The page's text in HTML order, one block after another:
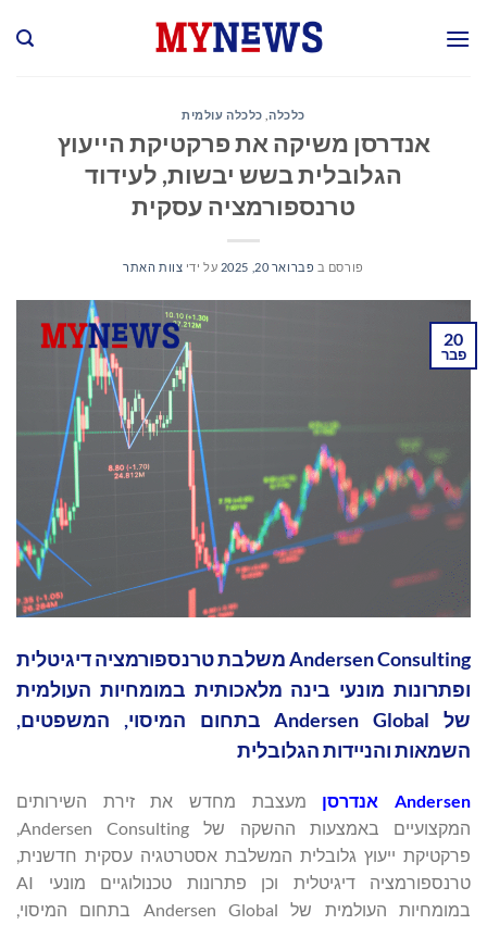
כלכלה, כלכלה עולמית
אנדרסן משיקה את פרקטיקת הייעוץ
הגלובלית בשש יבשות, לעידוד
טרנספורמציה עסקית
פורסם ב פברואר 20, 2025 על ידי צוות האתר
20
פבר
Andersen Consulting משלבת טרנספורמציה דיגיטלית
ופתרונות מונעי בינה מלאכותית במומחיות העולמית
של Andersen Global בתחום המיסוי, המשפטים,
השמאות והניידות הגלובלית
Andersenאנדרסן מעצבת מחדש את זירת השירותים
המקצועיים באמצעות ההשקה של Andersen Consulting,
פרקטיקת ייעוץ גלובלית המשלבת אסטרטגיה עסקית חדשנית,
טרנספורמציה דיגיטלית וכן פתרונות טכנולוגיים מונעי AI
במומחיות העולמית של Andersen Global בתחום המיסוי,